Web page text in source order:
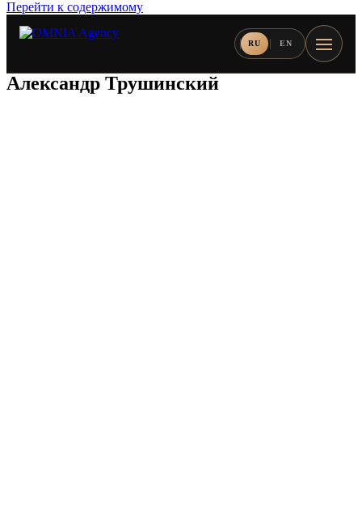
Перейти к содержимому
RU EN
Александр Трушинский